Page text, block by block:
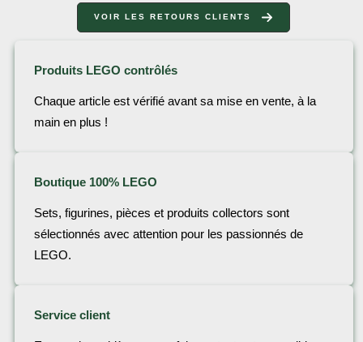
VOIR LES RETOURS CLIENTS
Produits LEGO contrôlés
Chaque article est vérifié avant sa mise en vente, à la
main en plus !
Boutique 100% LEGO
Sets, figurines, pièces et produits collectors sont
sélectionnés avec attention pour les passionnés de
LEGO.
Service client